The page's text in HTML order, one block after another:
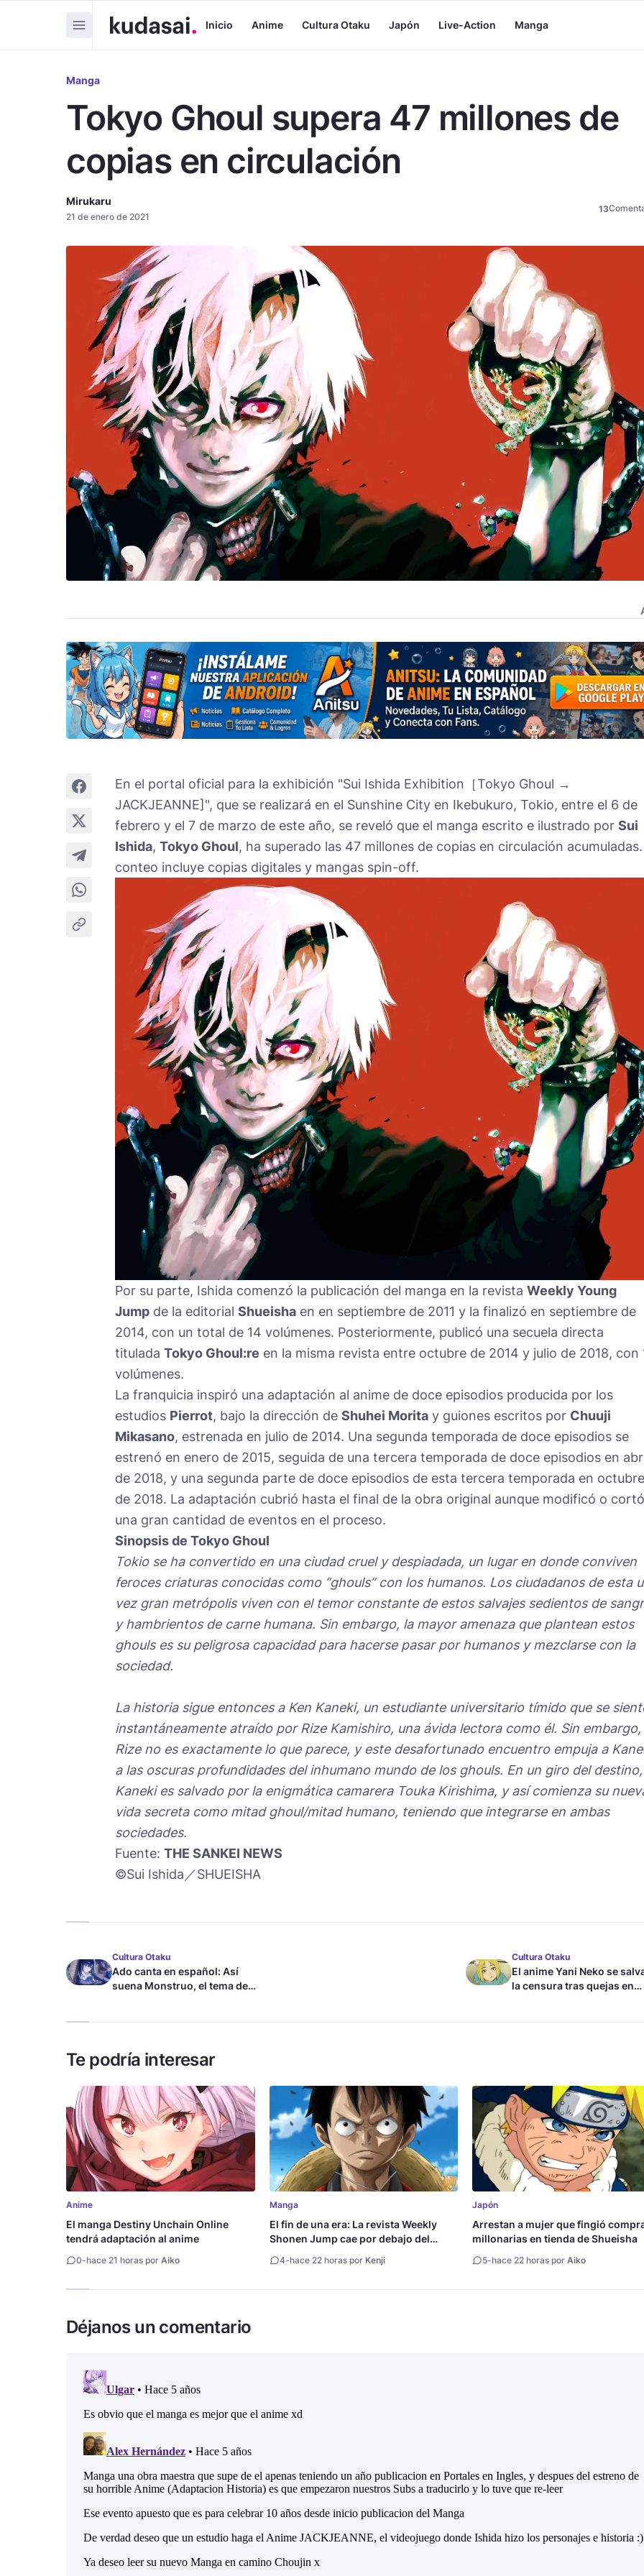
Inicio Anime Cultura Otaku Japón Live-Action Manga
Manga
Tokyo Ghoul supera 47 millones de
copias en circulación
Mirukaru
21 de enero de 2021
13
En el portal oficial para la exhibición "Sui Ishida Exhibition［Tokyo Ghoul →
JACKJEANNE]", que se realizará en el Sunshine City en Ikebukuro, Tokio, entre el 6 de
febrero y el 7 de marzo de este año, se reveló que el manga escrito e ilustrado por Sui
Ishida, Tokyo Ghoul, ha superado las 47 millones de copias en circulación acumuladas.
conteo incluye copias digitales y mangas spin-off.
Por su parte, Ishida comenzó la publicación del manga en la revista Weekly Young
Jump de la editorial Shueisha en en septiembre de 2011 y la finalizó en septiembre de
2014, con un total de 14 volúmenes. Posteriormente, publicó una secuela directa
titulada Tokyo Ghoul:re en la misma revista entre octubre de 2014 y julio de 2018, con
volúmenes.
La franquicia inspiró una adaptación al anime de doce episodios producida por los
estudios Pierrot, bajo la dirección de Shuhei Morita y guiones escritos por Chuuji
Mikasano, estrenada en julio de 2014. Una segunda temporada de doce episodios se
estrenó en enero de 2015, seguida de una tercera temporada de doce episodios en
de 2018, y una segunda parte de doce episodios de esta tercera temporada en octubre
de 2018. La adaptación cubrió hasta el final de la obra original aunque modificó o cortó
una gran cantidad de eventos en el proceso.
Sinopsis de Tokyo Ghoul
Tokio se ha convertido en una ciudad cruel y despiadada, un lugar en donde conviven
feroces criaturas conocidas como “ghouls” con los humanos. Los ciudadanos de esta
vez gran metrópolis viven con el temor constante de estos salvajes sedientos de
y hambrientos de carne humana. Sin embargo, la mayor amenaza que plantean estos
ghouls es su peligrosa capacidad para hacerse pasar por humanos y mezclarse con la
sociedad.
La historia sigue entonces a Ken Kaneki, un estudiante universitario tímido que se
instantáneamente atraído por Rize Kamishiro, una ávida lectora como él. Sin embargo,
Rize no es exactamente lo que parece, y este desafortunado encuentro empuja a
a las oscuras profundidades del inhumano mundo de los ghouls. En un giro del destino,
Kaneki es salvado por la enigmática camarera Touka Kirishima, y así comienza su
vida secreta como mitad ghoul/mitad humano, teniendo que integrarse en ambas
sociedades.
Fuente: THE SANKEI NEWS
©Sui Ishida／SHUEISHA
Cultura Otaku
Ado canta en español: Así
suena Monstruo, el tema de
Cultura Otaku
El anime Yani Neko se
la censura tras quejas en
Te podría interesar
Anime
El manga Destiny Unchain Online
tendrá adaptación al anime
0-hace 21 horas por Aiko
Manga
El fin de una era: La revista Weekly
Shonen Jump cae por debajo del
4-hace 22 horas por Kenji
Japón
Arrestan a mujer que fingió
millonarias en tienda de Shueisha
5-hace 22 horas porAiko
Déjanos un comentario